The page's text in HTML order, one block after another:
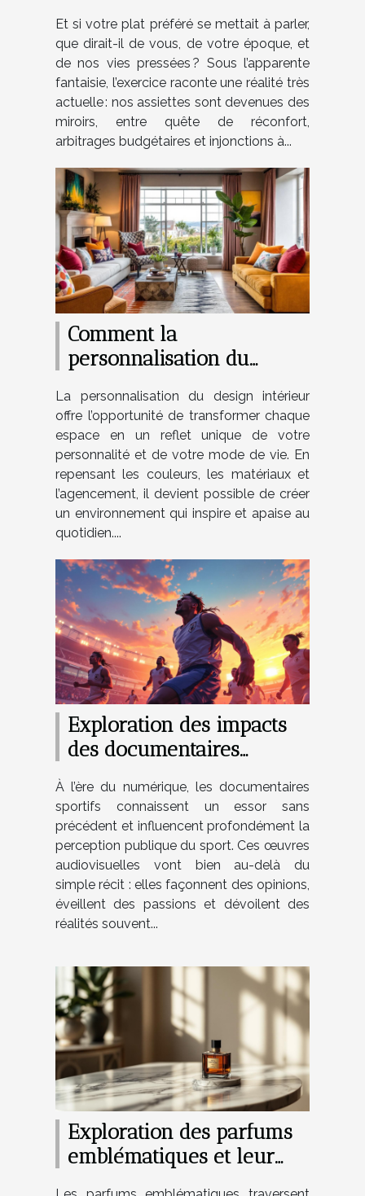
Et si votre plat préféré se mettait à parler,
que dirait-il de vous, de votre époque, et
de nos vies pressées ? Sous l’apparente
fantaisie, l’exercice raconte une réalité très
actuelle : nos assiettes sont devenues des
miroirs, entre quête de réconfort,
arbitrages budgétaires et injonctions à...
Comment la
personnalisation du
votre intérieur ?
La personnalisation du design intérieur
offre l’opportunité de transformer chaque
espace en un reflet unique de votre
personnalité et de votre mode de vie. En
repensant les couleurs, les matériaux et
l’agencement, il devient possible de créer
un environnement qui inspire et apaise au
quotidien....
Exploration des impacts
des documentaires
publique ?
À l’ère du numérique, les documentaires
sportifs connaissent un essor sans
précédent et influencent profondément la
perception publique du sport. Ces œuvres
audiovisuelles vont bien au-delà du
simple récit : elles façonnent des opinions,
éveillent des passions et dévoilent des
réalités souvent...
Exploration des parfums
emblématiques et leur